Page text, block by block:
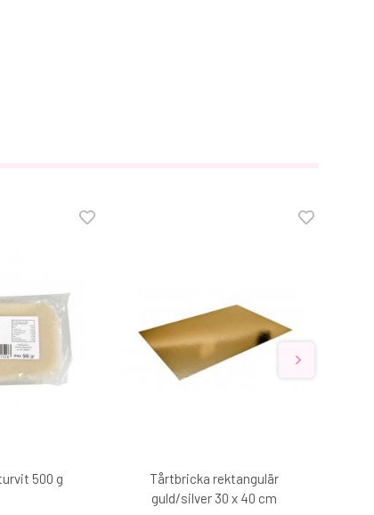
500 g
Tårtbricka rektangulär
guld/silver 30 x 40 cm